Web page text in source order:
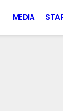
MEDIA